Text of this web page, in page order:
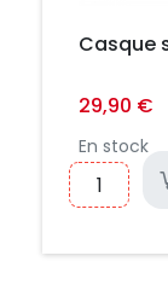
Casque
29,90 €
En stock